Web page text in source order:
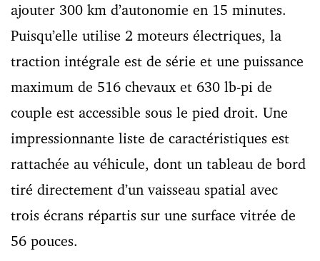
ajouter 300 km d’autonomie en 15 minutes.
Puisqu’elle utilise 2 moteurs électriques, la
traction intégrale est de série et une puissance
maximum de 516 chevaux et 630 lb-pi de
couple est accessible sous le pied droit. Une
impressionnante liste de caractéristiques est
rattachée au véhicule, dont un tableau de bord
tiré directement d’un vaisseau spatial avec
trois écrans répartis sur une surface vitrée de
56 pouces.